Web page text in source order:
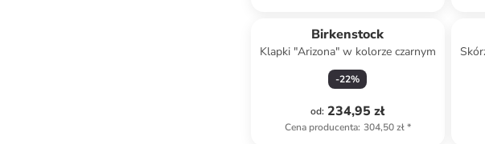
Birkenstock
Klapki "Arizona" w kolorze czarnym
-22%
od: 234,95 zł
Cena producenta: 304,50 zł*